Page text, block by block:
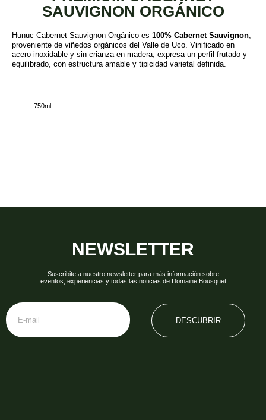
SAUVIGNON ORGÁNICO
Hunuc Cabernet Sauvignon Orgánico es 100% Cabernet Sauvignon,
proveniente de viñedos orgánicos del Valle de Uco. Vinificado en
acero inoxidable y sin crianza en madera, expresa un perfil frutado y
equilibrado, con estructura amable y tipicidad varietal definida.
750ml
NEWSLETTER
Suscribite a nuestro newsletter para más información sobre
eventos, experiencias y todas las noticias de Domaine Bousquet
DESCUBRIR